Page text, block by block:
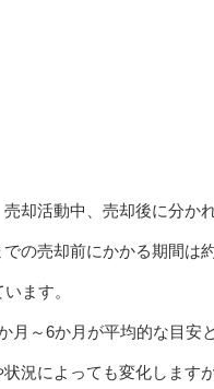
却活動中、売却後に分かれ
の売却前にかかる期間は
ます。
～6か月が平均的な目安
況によっても変化しま